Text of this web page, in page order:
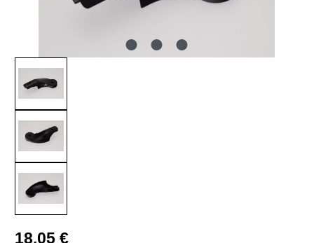
Regulärer Preis:
18,05 €